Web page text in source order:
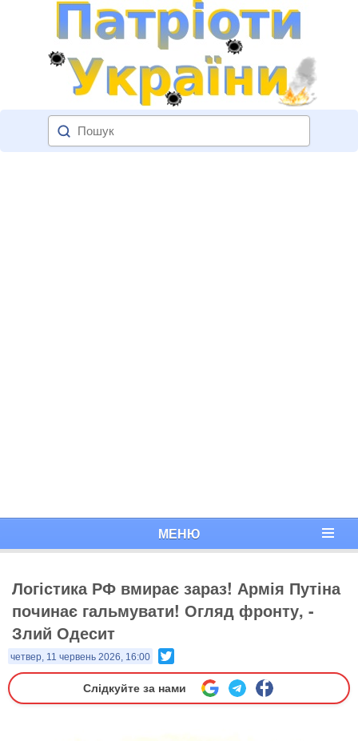
МЕНЮ
Логістика РФ вмирає зараз! Армія Путіна
починає гальмувати! Огляд фронту, -
Злий Одесит
четвер, 11 червень 2026, 16:00
Слідкуйте за нами